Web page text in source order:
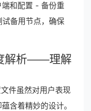
和配置 - 备份重
备用节点，确保
解析——理解
件虽然对用户表现
含着精妙的设计。